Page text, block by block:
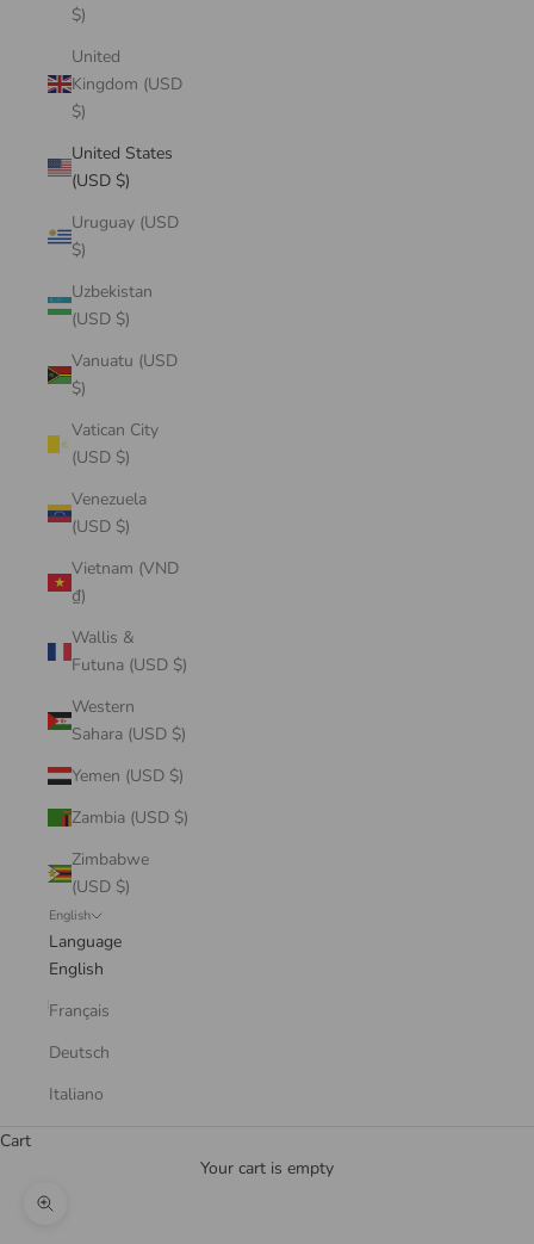
$)
United
Kingdom (USD
$)
United States
(USD $)
Uruguay (USD
$)
Uzbekistan
(USD $)
Vanuatu (USD
$)
Vatican City
(USD $)
Venezuela
(USD $)
Vietnam (VND
₫)
Wallis &
Futuna (USD $)
Western
Sahara (USD $)
Yemen (USD $)
Zambia (USD $)
Zimbabwe
(USD $)
English
Language
English
Français
Deutsch
Italiano
Cart
Your cart is empty
Zoom picture